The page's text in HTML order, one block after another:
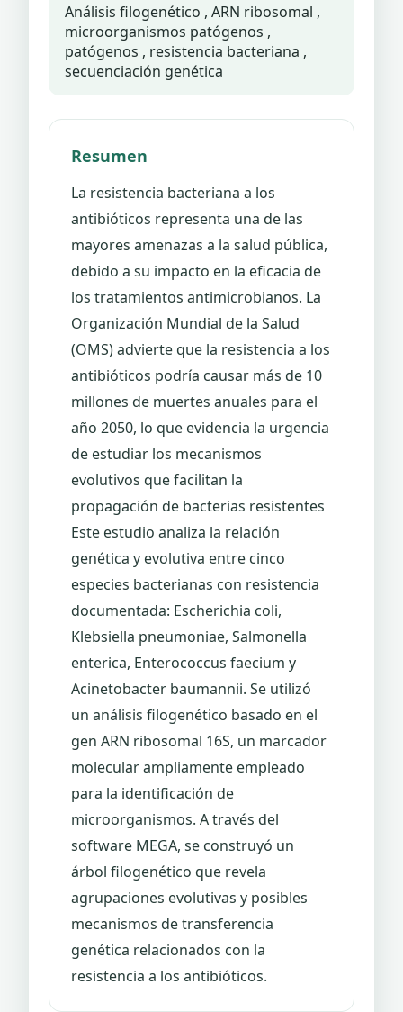
Análisis filogenético , ARN ribosomal ,
microorganismos patógenos ,
patógenos , resistencia bacteriana ,
secuenciación genética
Resumen
La resistencia bacteriana a los
antibióticos representa una de las
mayores amenazas a la salud pública,
debido a su impacto en la eficacia de
los tratamientos antimicrobianos. La
Organización Mundial de la Salud
(OMS) advierte que la resistencia a los
antibióticos podría causar más de 10
millones de muertes anuales para el
año 2050, lo que evidencia la urgencia
de estudiar los mecanismos
evolutivos que facilitan la
propagación de bacterias resistentes
Este estudio analiza la relación
genética y evolutiva entre cinco
especies bacterianas con resistencia
documentada: Escherichia coli,
Klebsiella pneumoniae, Salmonella
enterica, Enterococcus faecium y
Acinetobacter baumannii. Se utilizó
un análisis filogenético basado en el
gen ARN ribosomal 16S, un marcador
molecular ampliamente empleado
para la identificación de
microorganismos. A través del
software MEGA, se construyó un
árbol filogenético que revela
agrupaciones evolutivas y posibles
mecanismos de transferencia
genética relacionados con la
resistencia a los antibióticos.